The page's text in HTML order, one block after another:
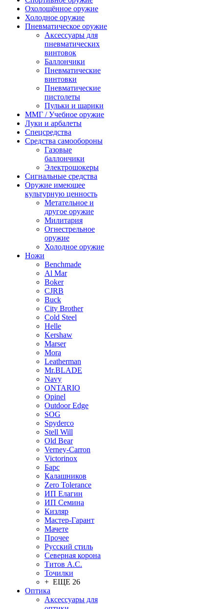
Охолощённое оружие
Холодное оружие
Пневматическое оружие
Аксессуары для
пневматических
винтовок
Баллончики
Пневматические
винтовки
Пневматические
пистолеты
Пульки и шарики
ММГ / Учебное оружие
Луки и арбалеты
Спецсредства
Средства самообороны
Газовые
баллончики
Электрошокеры
Сигнальные средства
Оружие имеющее
культурную ценность
Метательное и
другое оружие
Милитария
Огнестрельное
оружие
Холодное оружие
Ножи
Benchmade
Al Mar
Boker
CJRB
Buck
City Brother
Cold Steel
Helle
Kershaw
Marser
Mora
Leatherman
Mr.BLADE
Navy
ONTARIO
Opinel
Outdoor Edge
SOG
Spyderco
Stell Will
Old Bear
Verney-Carron
Victorinox
Барс
Калашников
Zero Tolerance
ИП Елагин
ИП Семина
Кизляр
Мастер-Гарант
Мачете
Прочее
Русский стиль
Северная корона
Титов А.С.
Точилки
+ ЕЩЕ 26
Оптика
Аксессуары для